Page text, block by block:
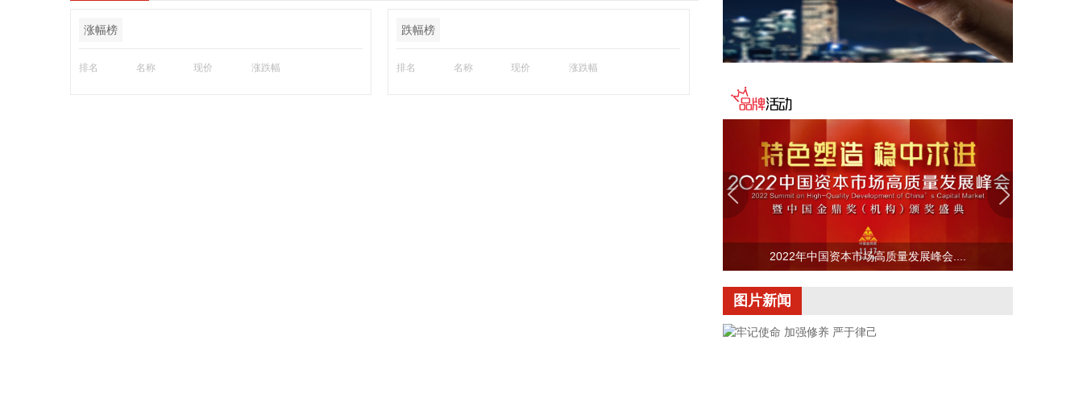
涨幅榜
排名 名称 现价 涨跌幅
跌幅榜
排名 名称 现价 涨跌幅
主持专题会商，视频连线水利部长江、黄河、淮河、
海河、珠江、松辽、太湖等流域管理机构，分析研判
今年第13号台风“白海豚”发展态势及影响，系统安排
做好六个方面重点工作。一要强化监测预报预警。二
要突出抓好山洪灾害防御。三要确保水利工程安全度
好城市外洪内涝防御。六要确保重要基础设施安全。
2026-08-07 22:14:22
美股存储股走低，美光科技跌超2%，SK海力士跌超
5%，闪迪跌超3%，西部数据跌超5%，希捷科技跌超
9%。
冠盛股份7月投资者关系活动记录表披露，冠盛东驰
度，国网温州供电公司提前搭建10千伏临时线路协助
2022年中国资本市场高质量发展峰会....
图片新闻